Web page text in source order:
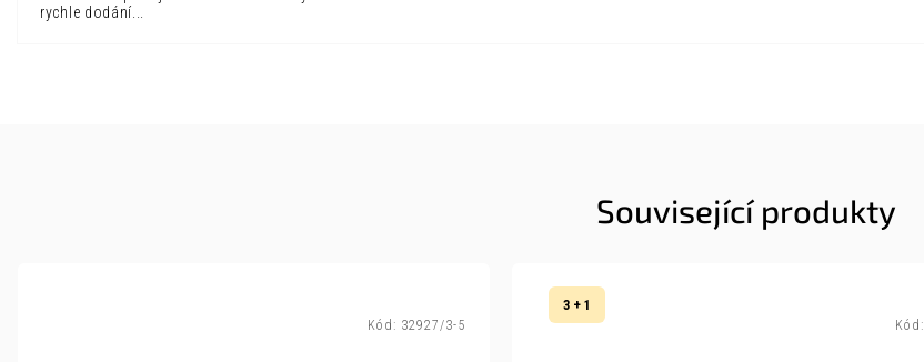
rychle dodání...
Související produkty
Kód: 32927/3-5
3 + 1
Kód: